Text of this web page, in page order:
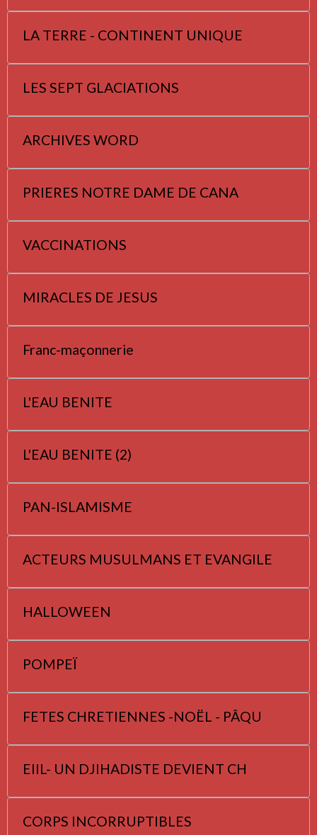
LA TERRE - CONTINENT UNIQUE
LES SEPT GLACIATIONS
ARCHIVES WORD
PRIERES NOTRE DAME DE CANA
VACCINATIONS
MIRACLES DE JESUS
Franc-maçonnerie
L'EAU BENITE
L'EAU BENITE (2)
PAN-ISLAMISME
ACTEURS MUSULMANS ET EVANGILE
HALLOWEEN
POMPEÏ
FETES CHRETIENNES -NOËL - PÂQU
EIIL- UN DJIHADISTE DEVIENT CH
CORPS INCORRUPTIBLES